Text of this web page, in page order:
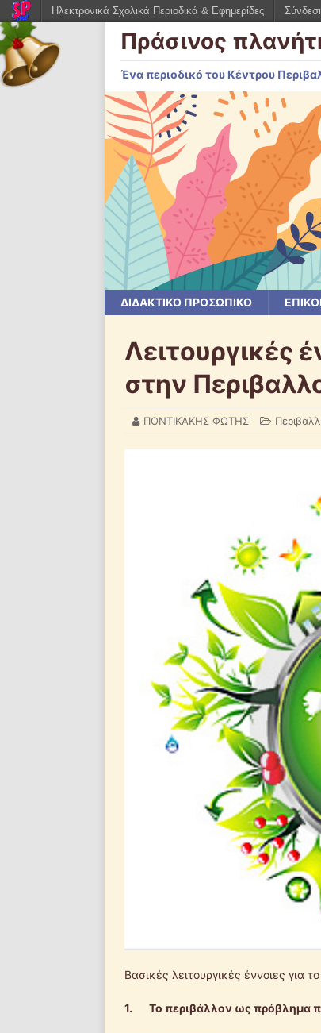
Πράσινος
Ένα περιοδικό του Κέντρου
ΔΙΔΑΚΤΙΚΟ ΠΡΟΣΩΠΙΚΟ
Λειτουργικές
στην
ΠΟΝΤΙΚΑΚΗΣ ΦΩΤΗΣ
Βασικές λειτουργικές έννοιες για
1. Το περιβάλλον ως πρόβλημα
Ηλεκτρονικά Σχολικά Περιοδικά & Εφημερίδες